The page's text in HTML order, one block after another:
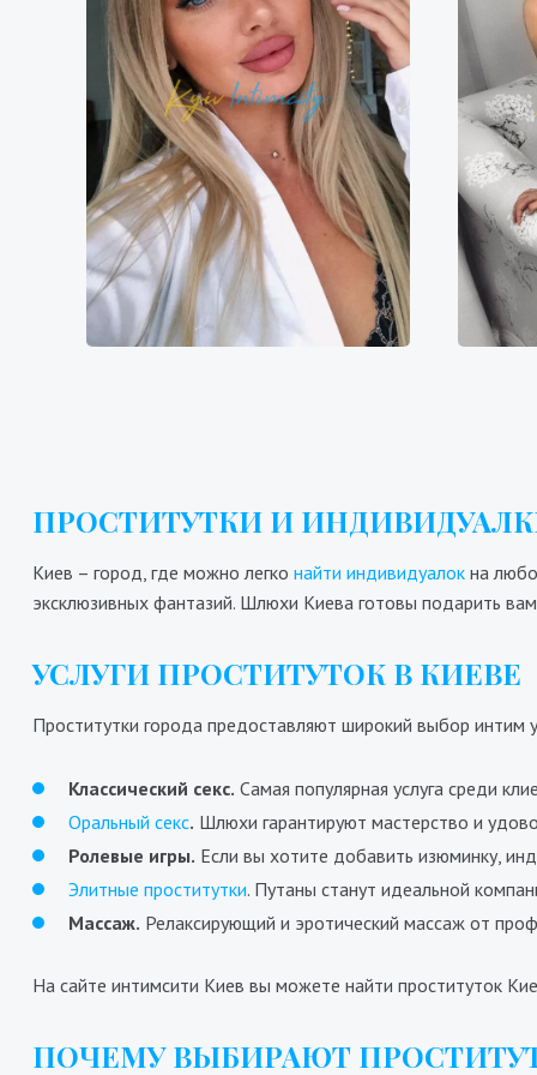
Анна
6400₴ 12800₴
32000₴
Дарницкий
Демиевская
Стелла
5800₴ 11600₴
Деснянский
Дворец Украина
ПРОСТИТУТКИ И
Киев – город, где можно легко найти индивидуалокна
эксклюзивных фантазий. Шлюхи Киева готовы подарить
УСЛУГИ ПРОСТИТУТОК В КИЕВЕ
Проститутки города предоставляют широкий выбор интим
Классический секс. Самая популярная услуга среди
Оральный секс. Шлюхи гарантируют мастерство и
Ролевые игры. Если вы хотите добавить изюминку,
Элитные проститутки. Путаны станут идеальной
Массаж. Релаксирующий и эротический массаж от
На сайте интимсити Киев вы можете найти проституток
ПОЧЕМУ ВЫБИРАЮТ